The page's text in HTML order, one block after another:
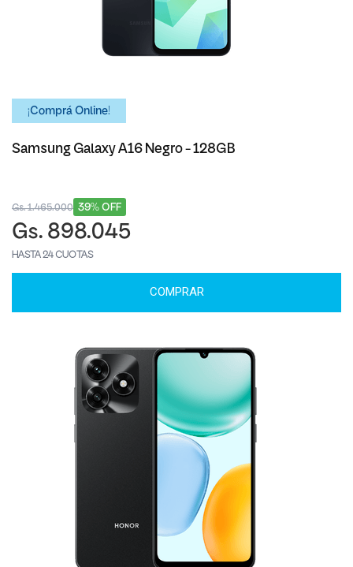
¡Comprá Online!
Samsung Galaxy A16 Negro - 128GB
39% OFF
Gs. 1.465.000
Gs. 898.045
HASTA 24 CUOTAS
COMPRAR